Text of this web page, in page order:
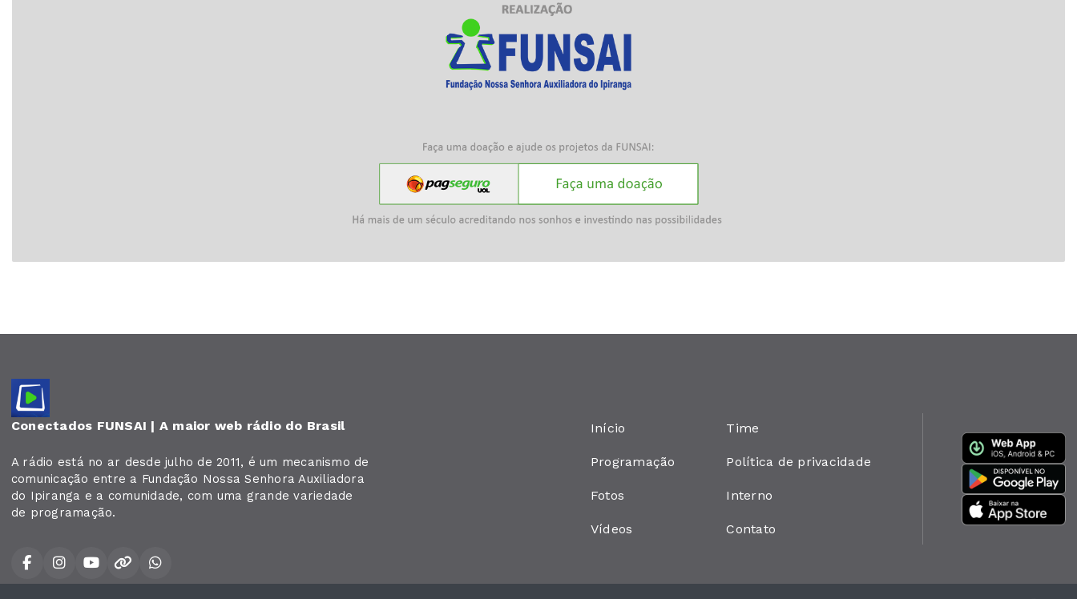
Conectados FUNSAI | A maior web rádio do Brasil
A rádio está no ar desde julho de 2011, é um mecanismo de
comunicação entre a Fundação Nossa Senhora Auxiliadora
do Ipiranga e a comunidade, com uma grande variedade
de programação.
Início
Programação
Fotos
Vídeos
Time
Política de privacidade
Interno
Contato